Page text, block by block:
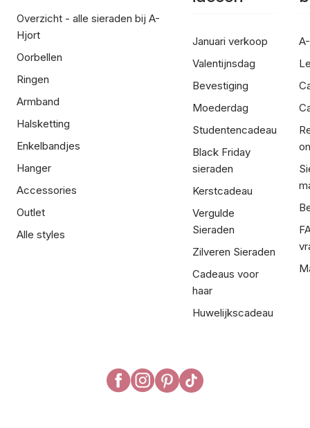
Overzicht - alle sieraden bij A-
Hjort
Oorbellen
Ringen
Armband
Halsketting
Enkelbandjes
Hanger
Accessories
Outlet
Alle styles
Januari verkoop
Valentijnsdag
Bevestiging
Moederdag
Studentencadeau
Black Friday
sieraden
Kerstcadeau
Vergulde
Sieraden
Zilveren Sieraden
Cadeaus voor
haar
Huwelijkscadeau